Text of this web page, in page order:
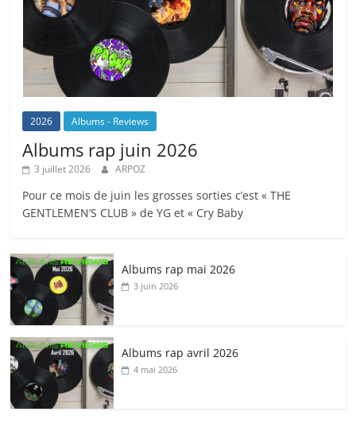
2026 Albums - Reviews
Albums rap juin 2026
3 juillet 2026 ARPOZ
Pour ce mois de juin les grosses sorties c’est « THE
GENTLEMEN’S CLUB » de YG et « Cry Baby
Albums rap mai 2026
3 juin 2026
Albums rap avril 2026
4 mai 2026